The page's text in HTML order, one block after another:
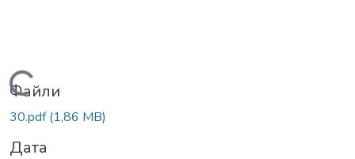
Вантажиться...
Файли
30.pdf(1,86 MB)
Дата